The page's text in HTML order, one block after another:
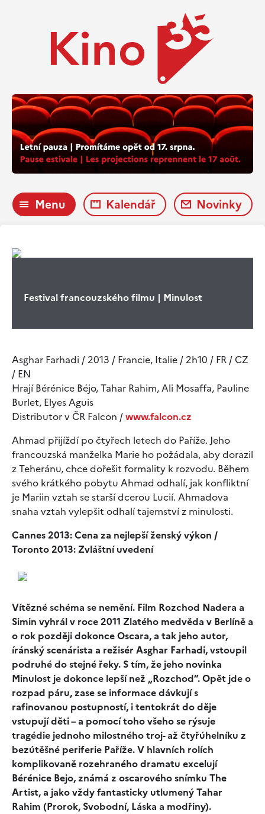
Menu Kalendář Novinky
Festival francouzského filmu | Minulost
Asghar Farhadi / 2013 / Francie, Italie / 2h10 / FR / CZ
/ EN
Hrají Bérénice Béjo, Tahar Rahim, Ali Mosaffa, Pauline
Burlet, Elyes Aguis
Distributor v ČR Falcon /www.falcon.cz
Ahmad přijíždí po čtyřech letech do Paříže. Jeho
francouzská manželka Marie ho požádala, aby dorazil
z Teheránu, chce dořešit formality k rozvodu. Během
svého krátkého pobytu Ahmad odhalí, jak konfliktní
je Mariin vztah se starší dcerou Lucií. Ahmadova
snaha vztah vylepšit odhalí tajemství z minulosti.
Cannes 2013: Cena za nejlepší ženský výkon /
Toronto 2013: Zvláštní uvedení
Vítězné schéma se nemění. Film Rozchod Nadera a
Simin vyhrál v roce 2011 Zlatého medvěda v Berlíně a
o rok později dokonce Oscara, a tak jeho autor,
íránský scenárista a režisér Asghar Farhadi, vstoupil
podruhé do stejné řeky. S tím, že jeho novinka
Minulost je dokonce lepší než „Rozchod”. Opět jde o
rozpad páru, zase se informace dávkují s
rafinovanou postupností, i tentokrát do děje
vstupují děti – a pomocí toho všeho se rýsuje
tragédie jednoho milostného troj- až čtyřúhelníku z
bezútěšné periferie Paříže. V hlavních rolích
komplikovaně rozehraného dramatu excelují
Bérénice Bejo, známá z oscarového snímku The
Artist, a jako vždy fantasticky utlumený Tahar
Rahim (Prorok, Svobodní, Láska a modřiny).